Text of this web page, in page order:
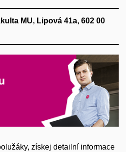
MU, Lipová 41a, 602 00
získej detailní informace